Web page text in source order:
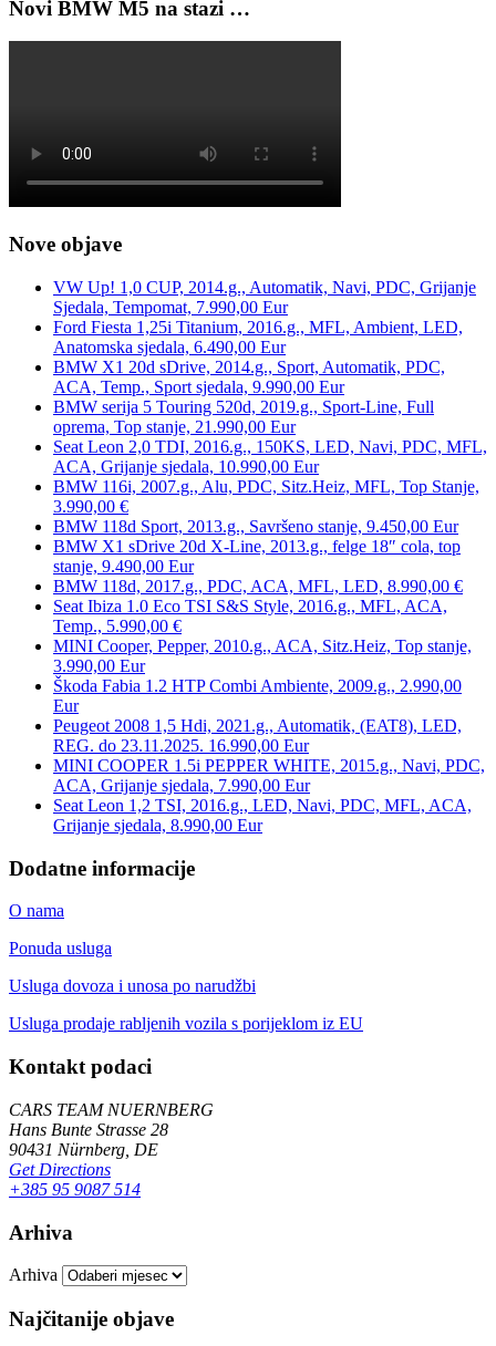
Novi BMW M5 na stazi …
Nove objave
VW Up! 1,0 CUP, 2014.g., Automatik, Navi, PDC, Grijanje
Sjedala, Tempomat, 7.990,00 Eur
Ford Fiesta 1,25i Titanium, 2016.g., MFL, Ambient, LED,
Anatomska sjedala, 6.490,00 Eur
BMW X1 20d sDrive, 2014.g., Sport, Automatik, PDC,
ACA, Temp., Sport sjedala, 9.990,00 Eur
BMW serija 5 Touring 520d, 2019.g., Sport-Line, Full
oprema, Top stanje, 21.990,00 Eur
Seat Leon 2,0 TDI, 2016.g., 150KS, LED, Navi, PDC, MFL,
ACA, Grijanje sjedala, 10.990,00 Eur
BMW 116i, 2007.g., Alu, PDC, Sitz.Heiz, MFL, Top Stanje,
3.990,00 €
BMW 118d Sport, 2013.g., Savršeno stanje, 9.450,00 Eur
BMW X1 sDrive 20d X-Line, 2013.g., felge 18″ cola, top
stanje, 9.490,00 Eur
BMW 118d, 2017.g., PDC, ACA, MFL, LED, 8.990,00 €
Seat Ibiza 1.0 Eco TSI S&S Style, 2016.g., MFL, ACA,
Temp., 5.990,00 €
MINI Cooper, Pepper, 2010.g., ACA, Sitz.Heiz, Top stanje,
3.990,00 Eur
Škoda Fabia 1.2 HTP Combi Ambiente, 2009.g., 2.990,00
Eur
Peugeot 2008 1,5 Hdi, 2021.g., Automatik, (EAT8), LED,
REG. do 23.11.2025. 16.990,00 Eur
MINI COOPER 1.5i PEPPER WHITE, 2015.g., Navi, PDC,
ACA, Grijanje sjedala, 7.990,00 Eur
Seat Leon 1,2 TSI, 2016.g., LED, Navi, PDC, MFL, ACA,
Grijanje sjedala, 8.990,00 Eur
Dodatne informacije
O nama
Ponuda usluga
Usluga dovoza i unosa po narudžbi
Usluga prodaje rabljenih vozila s porijeklom iz EU
Kontakt podaci
CARS TEAM NUERNBERG
Hans Bunte Strasse 28
90431 Nürnberg, DE
Get Directions
+385 95 9087 514
Arhiva
Arhiva
Najčitanije objave